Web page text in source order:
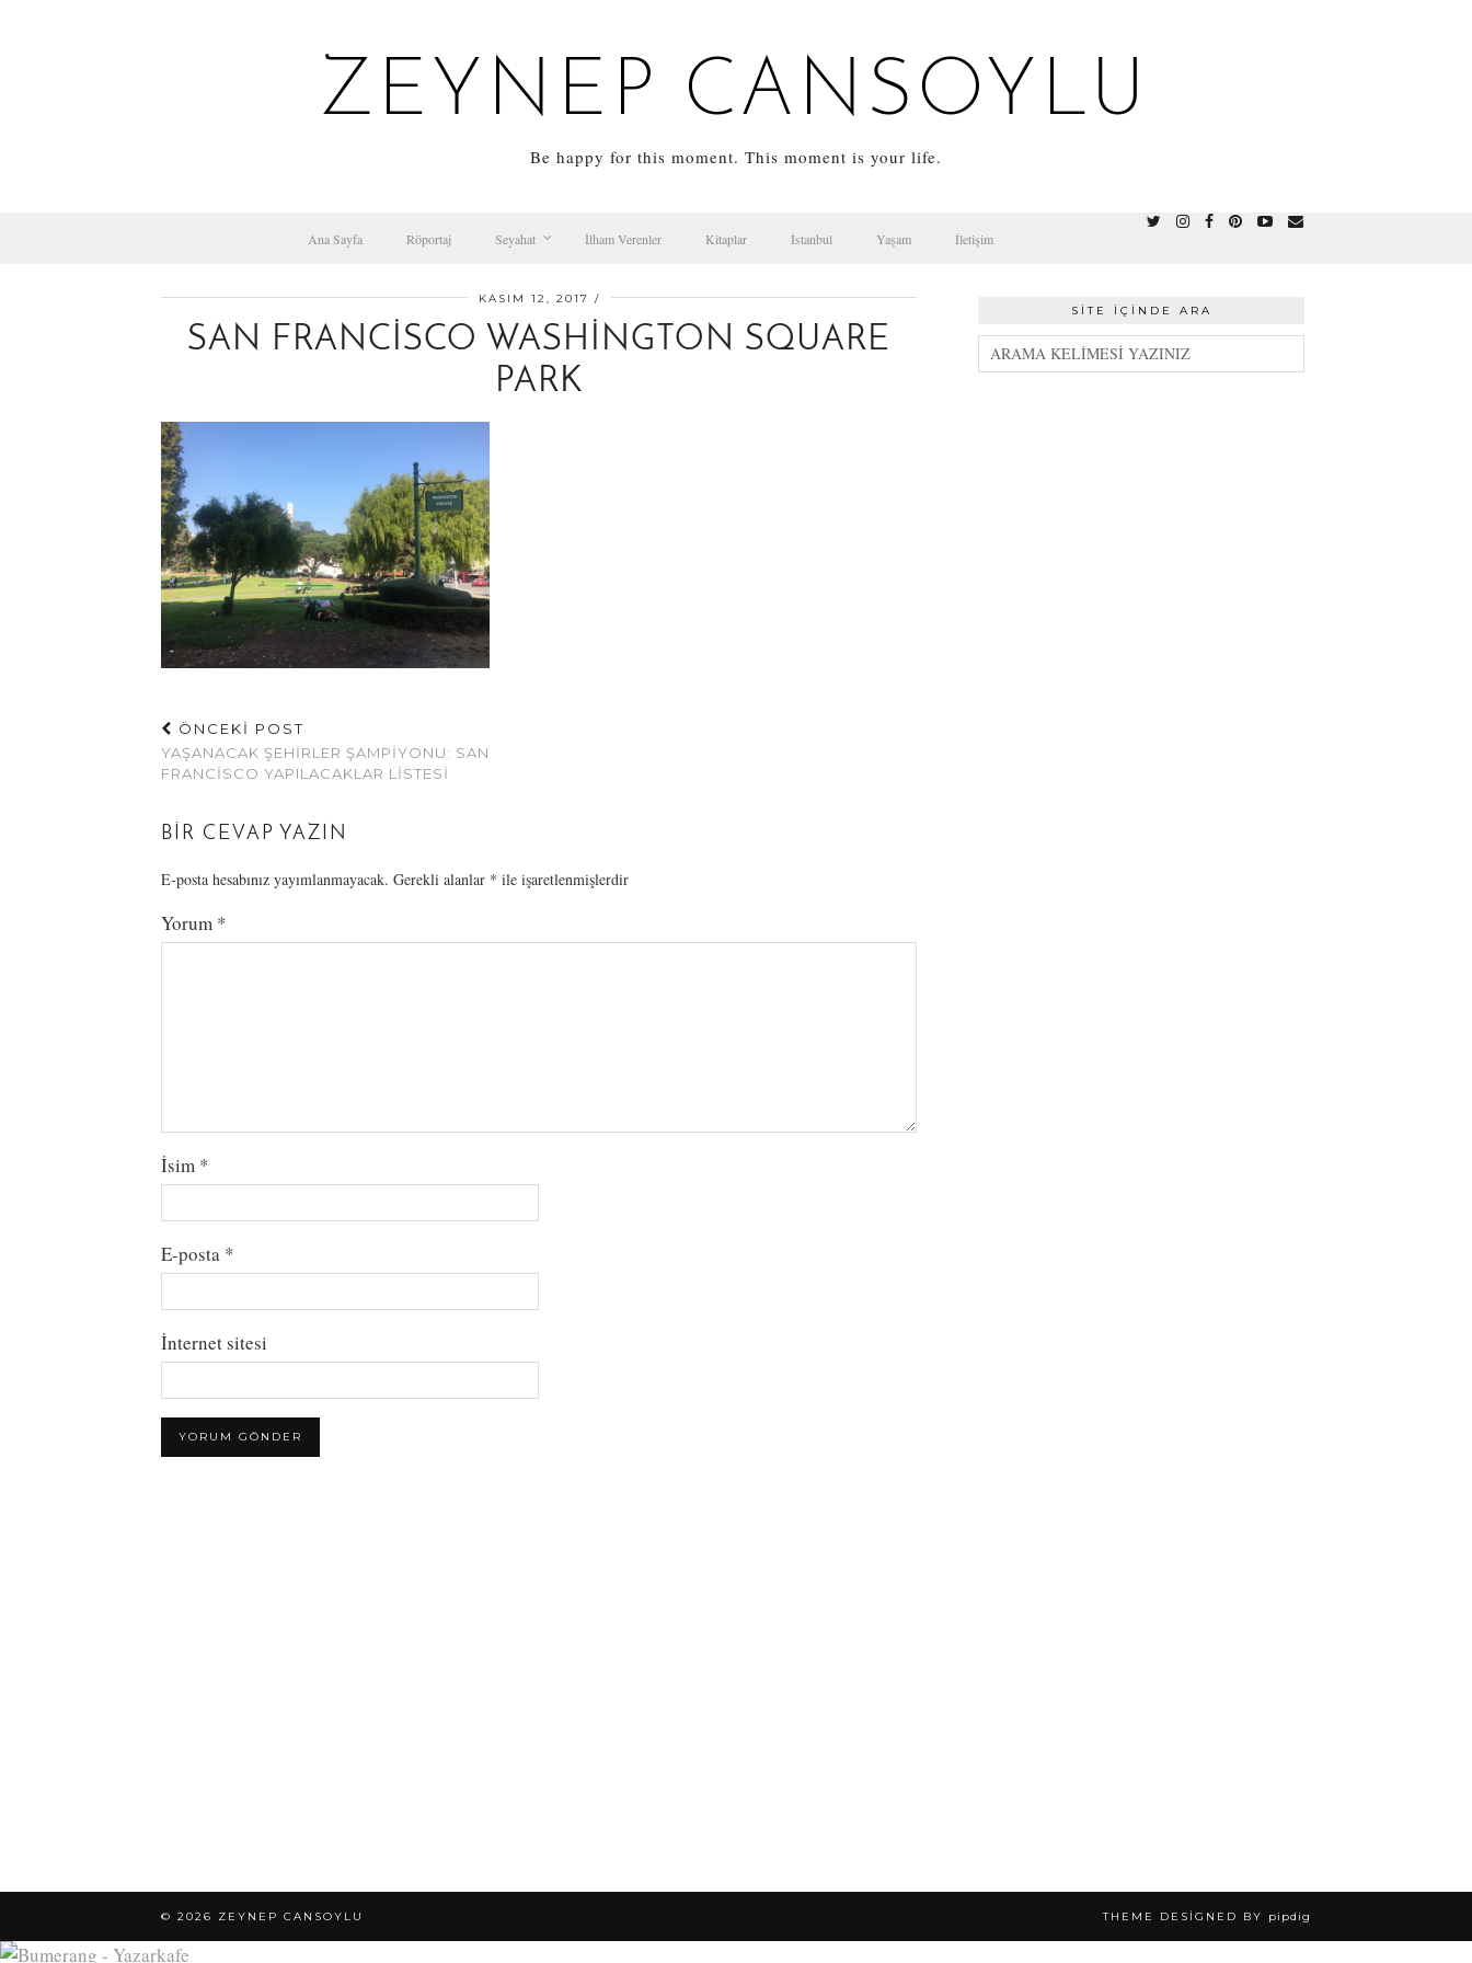
ZEYNEP CANSOYLU
Be happy for this moment. This moment is your life.
Ana Sayfa Röportaj Seyahat İlham Verenler Kitaplar İstanbul Yaşam İletişim
KASIM 12, 2017
SAN FRANCISCO WASHINGTON SQUARE
PARK
ÖNCEKİ POST
YAŞANACAK ŞEHIRLER ŞAMPIYONU: SAN
FRANCISCO YAPILACAKLAR LISTESI
BIR CEVAP YAZIN
E-posta hesabınız yayımlanmayacak. Gerekli alanlar * ile işaretlenmişlerdir
Yorum *
İsim *
E-posta *
İnternet sitesi
SITE İÇINDE ARA
© 2026 ZEYNEP CANSOYLU THEME DESIGNED BY pipdig